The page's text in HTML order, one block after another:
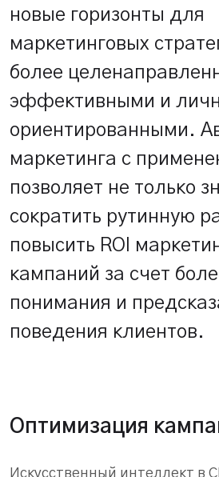
новые горизонты для
маркетинговых
более
эффективными и
ориентированными.
маркетинга с
позволяет не только
сократить рутинную
повысить ROI
кампаний за счет
понимания и
поведения клиентов.
Оптимизация
Искусственный интеллект в